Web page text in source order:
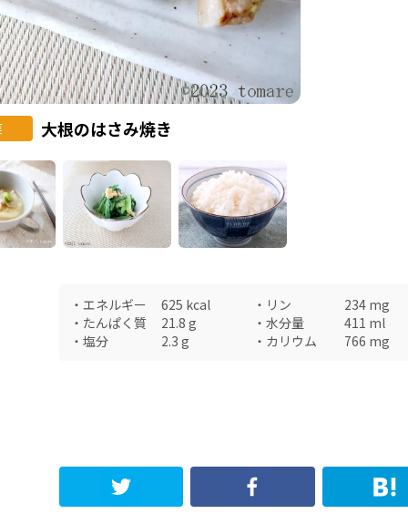
大根のはさみ焼き
・ エネルギー 625 kcal ・ リン 234 mg
・ たんぱく質 21.8 g ・ 水分量 411 ml
・ 塩分 2.3 g ・ カリウム 766 mg